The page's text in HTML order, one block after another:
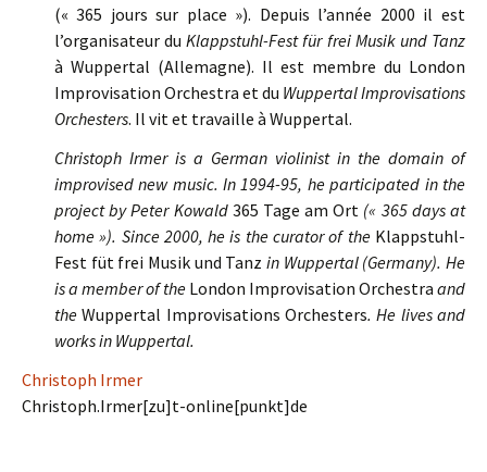
(« 365 jours sur place »). Depuis l’année 2000 il est
l’organisateur duKlappstuhl-Fest für frei Musik und Tanz
à Wuppertal (Allemagne). Il est membre du London
Improvisation Orchestra et du Wuppertal Improvisations
Orchesters. Il vit et travaille à Wuppertal.
Christoph Irmer is a German violinist in the domain of
improvised new music. In 1994-95, he participated in the
project by Peter Kowald 365 Tage am Ort (« 365 days at
home »). Since 2000, he is the curator of the Klappstuhl-
Fest füt frei Musik und Tanz in Wuppertal (Germany). He
is a member of the London Improvisation Orchestra and
theWuppertal Improvisations Orchesters. He lives and
works in Wuppertal.
Christoph Irmer
Christoph.Irmer[zu]t-online[punkt]de